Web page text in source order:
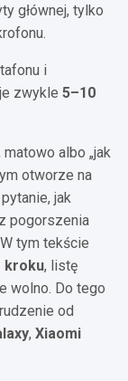
głównej, tylko
i
zwykle 5–10
albo „jak
otworze na
jak
pogorszenia
tym tekście
kroku, listę
wolno. Do tego
od
, Xiaomi